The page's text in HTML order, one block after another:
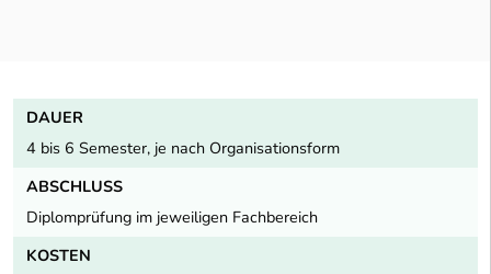
DAUER
4 bis 6 Semester, je nach Organisationsform
ABSCHLUSS
Diplomprüfung im jeweiligen Fachbereich
KOSTEN